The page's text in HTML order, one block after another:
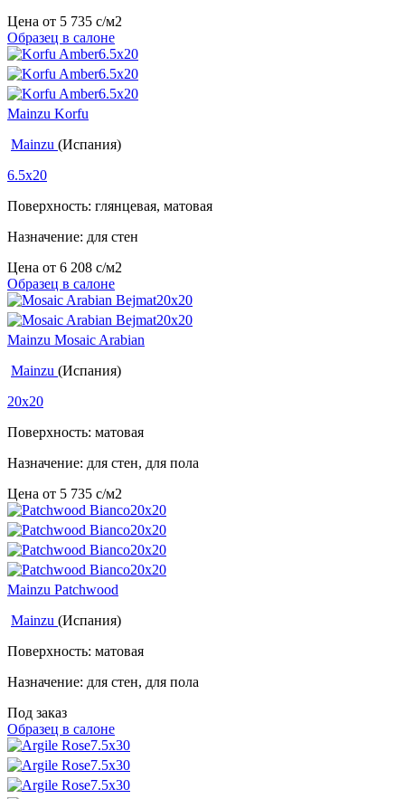
Цена от 5 735 c/м2
Образец в салоне
Mainzu Korfu
Mainzu (Испания)
6.5x20
Поверхность: глянцевая, матовая
Назначение: для стен
Цена от 6 208 c/м2
Образец в салоне
Mainzu Mosaic Arabian
Mainzu (Испания)
20x20
Поверхность: матовая
Назначение: для стен, для пола
Цена от 5 735 c/м2
Mainzu Patchwood
Mainzu (Испания)
Поверхность: матовая
Назначение: для стен, для пола
Под заказ
Образец в салоне